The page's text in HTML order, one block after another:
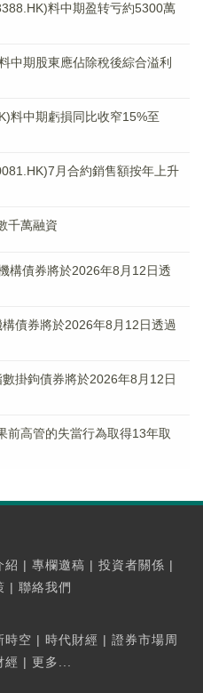
料中期盈转亏約5300萬
中期股東應佔除稅後綜合溢利
料中期虧損同比收窄15%至
月合約銷售額按年上升
千萬融資
構債券將於2026年8月12日透
債券將於2026年8月12日透過
掛鉤債券將於2026年8月12日
前高管的失當行為取得13年取
紹 | 專欄邀稿 | 投資者關係 |
| 聯絡我們
時空 | 時代財經 | 證券市場周
經 | 更多...